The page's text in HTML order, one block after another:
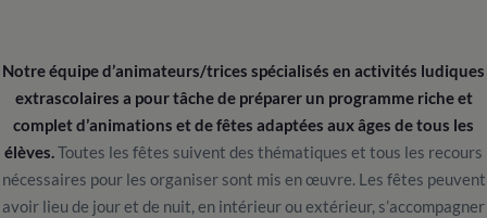
Notre équipe d’animateurs/trices spécialisés en activités ludiques
extrascolaires a pour tâche de préparer un programme riche et
complet d’animations et de fêtes adaptées aux âges de tous les
élèves.Toutes les fêtes suivent des thématiques et tous les recours
nécessaires pour les organiser sont mis en œuvre. Les fêtes peuvent
avoir lieu de jour et de nuit, en intérieur ou extérieur, s’accompagner